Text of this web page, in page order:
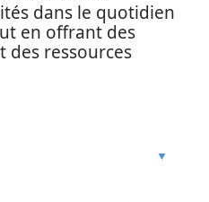
dans le quotidien
en offrant des
des ressources